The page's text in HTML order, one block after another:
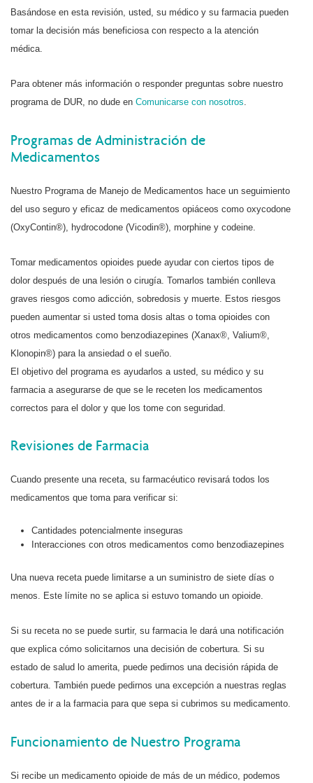
Basándose en esta revisión, usted, su médico y su farmacia pueden
tomar la decisión más beneficiosa con respecto a la atención
médica.
Para obtener más información o responder preguntas sobre nuestro
programa de DUR, no dude en Comunicarse con nosotros
Programas de Administración de
Medicamentos
Nuestro Programa de Manejo de Medicamentos hace un seguimiento
del uso seguro y eficaz de medicamentos opiáceos como oxycodone
(OxyContin®), hydrocodone (Vicodin®), morphine y codeine.
Tomar medicamentos opioides puede ayudar con ciertos tipos de
dolor después de una lesión o cirugía. Tomarlos también conlleva
graves riesgos como adicción, sobredosis y muerte. Estos riesgos
pueden aumentar si usted toma dosis altas o toma opioides con
otros medicamentos como benzodiazepines (Xanax®, Valium®,
Klonopin®) para la ansiedad o el sueño.
El objetivo del programa es ayudarlos a usted, su médico y su
farmacia a asegurarse de que se le receten los medicamentos
correctos para el dolor y que los tome con seguridad.
Revisiones de Farmacia
Cuando presente una receta, su farmacéutico revisará todos los
medicamentos que toma para verificar si:
Cantidades potencialmente inseguras
Interacciones con otros medicamentos como benzodiazepines
Una nueva receta puede limitarse a un suministro de siete días o
menos. Este límite no se aplica si estuvo tomando un opioide.
Si su receta no se puede surtir, su farmacia le dará una notificación
que explica cómo solicitarnos una decisión de cobertura. Si su
estado de salud lo amerita, puede pedirnos una decisión rápida de
cobertura. También puede pedirnos una excepción a nuestras reglas
antes de ir a la farmacia para que sepa si cubrimos su medicamento.
Funcionamiento de Nuestro Programa
Si recibe un medicamento opioide de más de un médico, podemos